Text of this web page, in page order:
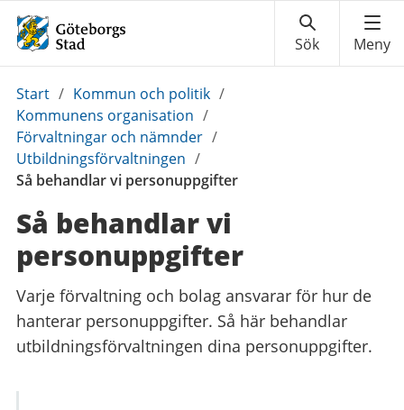
Du
är
här:
Start / Kommun och politik /
Kommunens organisation /
Förvaltningar och nämnder /
Utbildningsförvaltningen /
Så behandlar vi personuppgifter
Så behandlar vi
personuppgifter
Varje förvaltning och bolag ansvarar för hur de
hanterar personuppgifter. Så här behandlar
utbildningsförvaltningen dina personuppgifter.